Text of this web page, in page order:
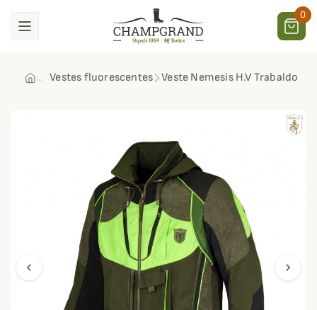
0
Vestes fluorescentes Veste Nemesis H.V Trabaldo
chevron_left chevron_right